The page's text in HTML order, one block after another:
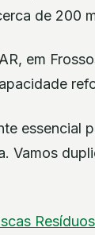
de 200
em
essencial
Vamos
Resíduos